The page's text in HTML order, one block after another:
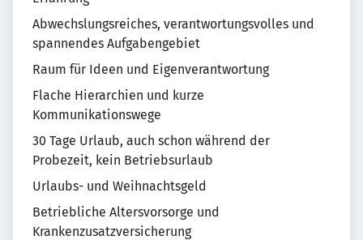
Abwechslungsreiches, verantwortungsvolles und
spannendes Aufgabengebiet
Raum für Ideen und Eigenverantwortung
Flache Hierarchien und kurze
Kommunikationswege
30 Tage Urlaub, auch schon während der
Probezeit, kein Betriebsurlaub
Urlaubs- und Weihnachtsgeld
Betriebliche Altersvorsorge und
Krankenzusatzversicherung